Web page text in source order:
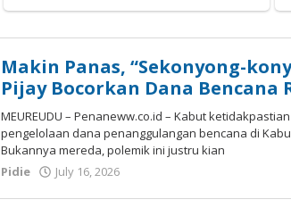
Makin Panas, “Sekonyong-
Pijay Bocorkan Dana Bencana
MEUREUDU – Penaneww.co.id – Kabut
pengelolaan dana penanggulangan bencana di
Bukannya mereda, polemik ini justru kian
Pidie
July 16, 2026